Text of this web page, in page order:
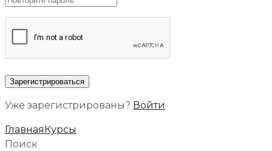
Уже зарегистрированы? Войти
ГлавнаяКурсы
Поиск